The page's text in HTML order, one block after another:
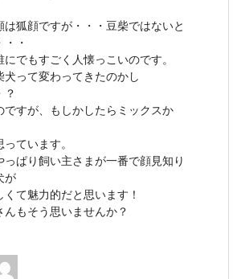
は狐顔ですが・・・豆柴ではないと
・
にでもすごく人懐っこいのです。
犬って変わってきたのかし
？
ですが、もしかしたらミックスか
ています。
っぱり飼い主さまが一番で顔見知り
が
くて魅力的だと思います！
んもそう思いませんか？